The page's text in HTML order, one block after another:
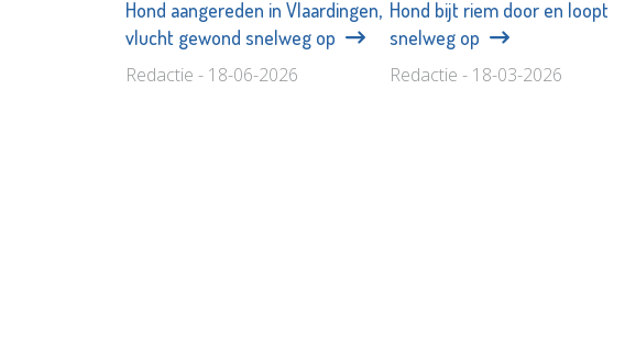
Hond aangereden in Vlaardingen,
vlucht gewond snelweg op
Redactie - 18-06-2026
Hond bijt riem door en loopt
snelweg op
Redactie - 18-03-2026